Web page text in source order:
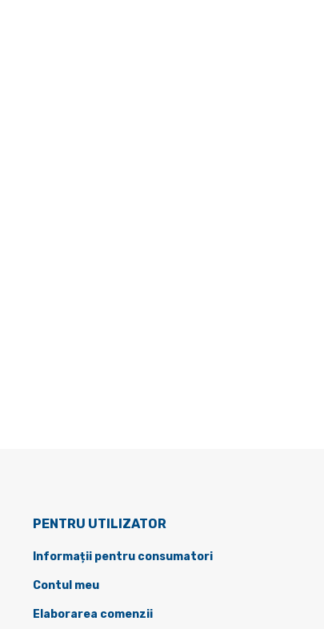
PENTRU UTILIZATOR
Informații pentru consumatori
Contul meu
Elaborarea comenzii